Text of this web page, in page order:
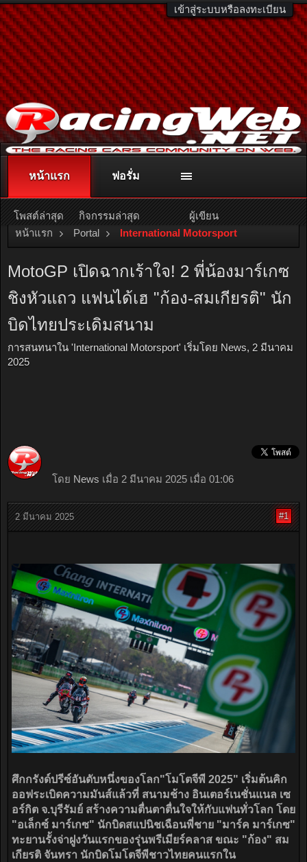
เข้าสู่ระบบหรือลงทะเบียน
ติดต่อลงโฆษณา racingweb@gmail.comหรือโทร. 081-811-1138
หรืออ่านรายละเอียดเพิ่มเติม คลิกที่นี่
หน้าแรก Portal International Motorsport
MotoGP เปิดฉากเร้าใจ! 2 พี่น้องมาร์เกซ
ชิงหัวแถว แฟนได้เฮ "ก้อง-สมเกียรติ" นัก
บิดไทยประเดิมสนาม
การสนทนาใน 'International Motorsport' เริ่มโดย News, 2 มีนาคม
2025
โดย News เมื่อ 2 มีนาคม 2025 เมื่อ 01:06
2 มีนาคม 2025 #1
ศึกกรังด์ปรีซ์อันดับหนึ่งของโลก"โมโตจีพี 2025" เริ่มต้นคิก
ออฟระเบิดความมันส์แล้วที่ สนามช้าง อินเตอร์เนชั่นแนล เซ
อร์กิต จ.บุรีรัมย์ สร้างความตื่นตาตื่นใจให้กับแฟนทั่วโลก โดย
"อเล็กซ์ มาร์เกซ" นักบิดสแปนิชเฉือนพี่ชาย "มาร์ค มาร์เกซ"
ทะยานรั้งจ่าฝูงวันแรกของรุ่นพรีเมียร์คลาส ขณะ "ก้อง" สม
เกียรติ จันทรา นักบิดโมโตจีพีชาวไทยคนแรกใน
หน้าแรก
โพสต์ล่าสุด กิจกรรมล่าสุด ผู้เขียน
ฟอรั่ม